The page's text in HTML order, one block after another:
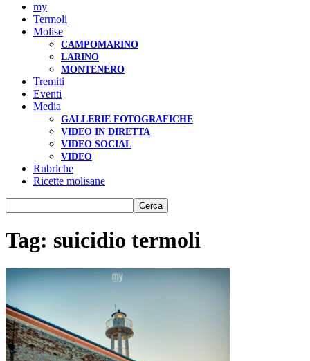
my
Termoli
Molise
CAMPOMARINO
LARINO
MONTENERO
Tremiti
Eventi
Media
GALLERIE FOTOGRAFICHE
VIDEO IN DIRETTA
VIDEO SOCIAL
VIDEO
Rubriche
Ricette molisane
Tag: suicidio termoli